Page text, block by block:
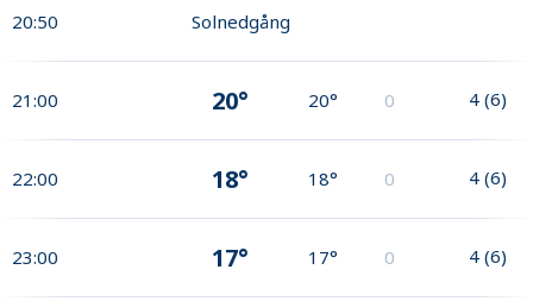
20:50 Solnedgång
21:00 20° 20° 0 4 (6)
22:00 18° 18° 0 4 (6)
23:00 17° 17° 0 4 (6)